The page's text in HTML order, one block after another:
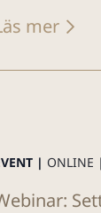
mer
| ONLINE |